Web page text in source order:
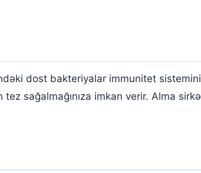
dost bakteriyalar immunitet
sağalmağınıza imkan verir. Alma